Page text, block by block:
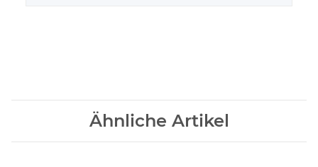
Ähnliche Artikel